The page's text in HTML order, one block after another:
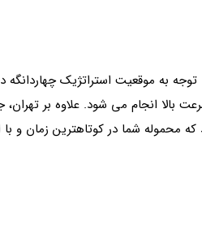
توجه به موقعیت استراتژیک
انجام می شود. علاوه بر تهران،
محموله شما در کوتاهترین زمان و